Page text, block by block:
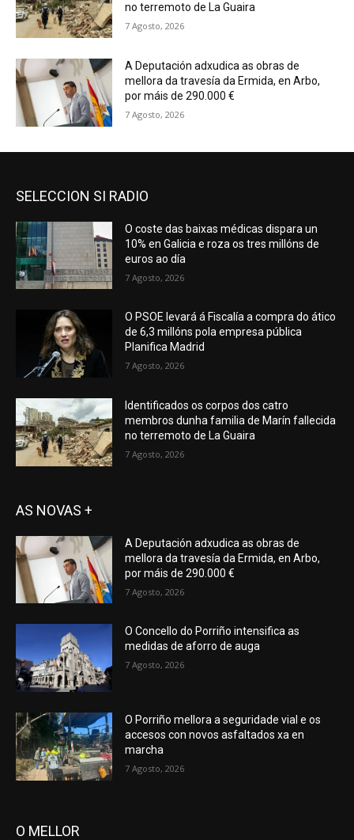
no terremoto de La Guaira
7 Agosto, 2026
A Deputación adxudica as obras de
mellora da travesía da Ermida, en Arbo,
por máis de 290.000 €
7 Agosto, 2026
SELECCION SI RADIO
O coste das baixas médicas dispara un
10% en Galicia e roza os tres millóns de
euros ao día
7 Agosto, 2026
O PSOE levará á Fiscalía a compra do ático
de 6,3 millóns pola empresa pública
Planifica Madrid
7 Agosto, 2026
Identificados os corpos dos catro
membros dunha familia de Marín fallecida
no terremoto de La Guaira
7 Agosto, 2026
AS NOVAS +
A Deputación adxudica as obras de
mellora da travesía da Ermida, en Arbo,
por máis de 290.000 €
7 Agosto, 2026
O Concello do Porriño intensifica as
medidas de aforro de auga
7 Agosto, 2026
O Porriño mellora a seguridade vial e os
accesos con novos asfaltados xa en
marcha
7 Agosto, 2026
O MELLOR